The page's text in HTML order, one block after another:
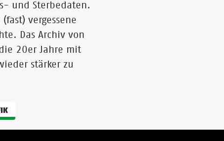
und Sterbedaten.
vergessene
Das Archiv von
20er Jahre mit
stärker zu